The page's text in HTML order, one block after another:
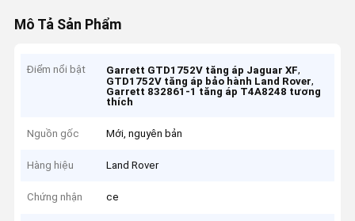
Mô Tả Sản Phẩm
Điểm nổi bật Garrett GTD1752V tăng áp Jaguar XF,
GTD1752V tăng áp bảo hành Land Rover,
Garrett 832861-1 tăng áp T4A8248 tương
thích
Nguồn gốc Mới, nguyên bản
Hàng hiệu Land Rover
Chứng nhận ce